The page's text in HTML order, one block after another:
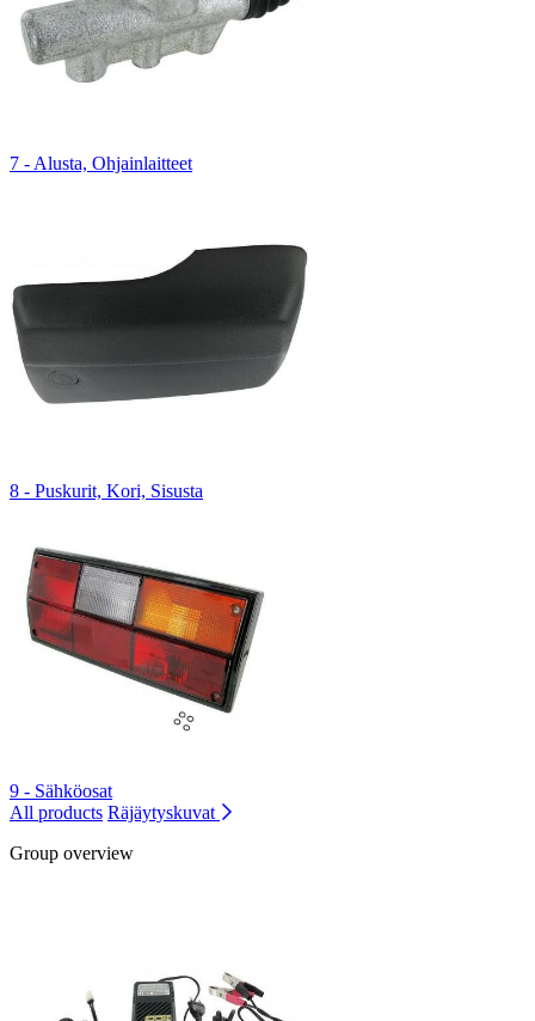
7 - Alusta, Ohjainlaitteet
8 - Puskurit, Kori, Sisusta
9 - Sähköosat
All products Räjäytyskuvat
Group overview